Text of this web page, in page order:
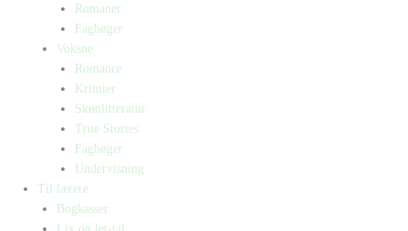
Romaner
Fagbøger
Voksne
Romance
Krimier
Skønlitteratur
True Stories
Fagbøger
Undervisning
Til lærere
Bogkasser